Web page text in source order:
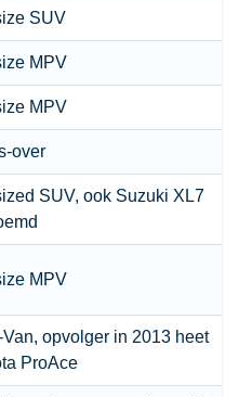
SUV
MPV
MPV
over
SUV, ook Suzuki XL7
MPV
Van, opvolger in 2013 heet
ProAce